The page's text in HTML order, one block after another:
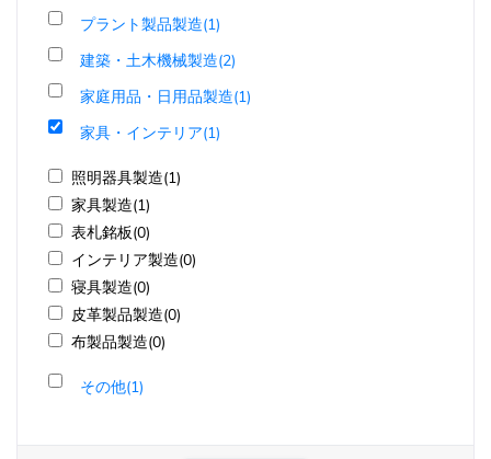
プラント製品製造(1)
建築・土木機械製造(2)
家庭用品・日用品製造(1)
家具・インテリア(1)
照明器具製造(1)
家具製造(1)
表札銘板(0)
インテリア製造(0)
寝具製造(0)
皮革製品製造(0)
布製品製造(0)
その他(1)